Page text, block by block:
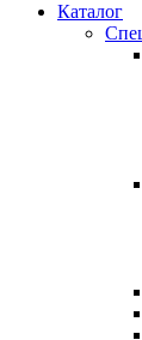
Каталог